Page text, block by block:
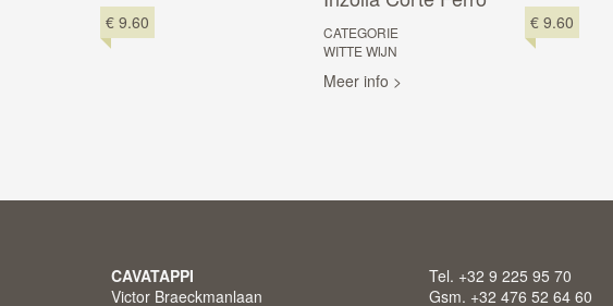
€ 9.60
CATEGORIE
WITTE WIJN
Meer info >
€ 9.60
CAVATAPPI
Victor Braeckmanlaan
Tel. +32 9 225 95 70
Gsm. +32 476 52 64 60